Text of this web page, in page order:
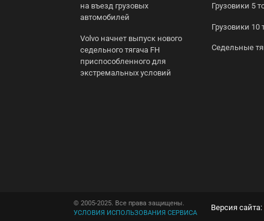
на въезд грузовых
автомобилей
Volvo начнет выпуск нового
седельного тягача FH
приспособленного для
экстремальных условий
Грузовики 5
Грузовики 10
Седельные
© 2005-2025. Все права защищены.
УСЛОВИЯ ИСПОЛЬЗОВАНИЯ СЕРВИСА
Версия сайта: